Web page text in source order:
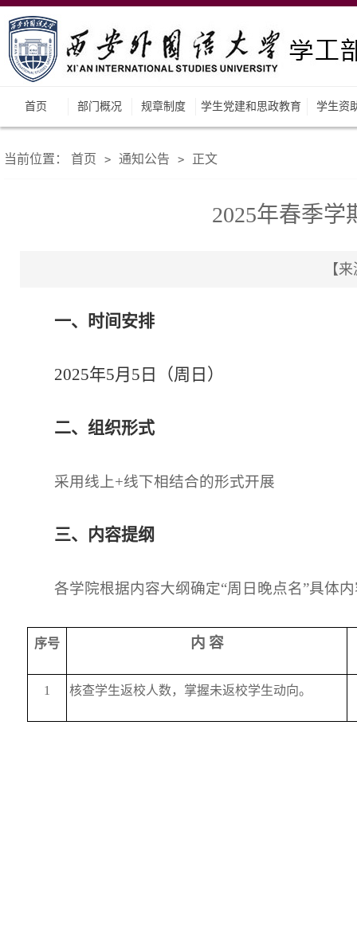
首页 部门概况 规章制度 学生党建和思政教育 学生资
当前位置： 首页 > 通知公告 > 正文
2025年春季学
【
一、时间安排
2025年5月 5 日（周日）
二、组织形式
采用线上+线下相结合的形式开展
三、 内容提纲
各学院根据内容大纲确定“周日晚点名”具体
序号 内 容
1 核查学生返校人数，掌握未返校学生动向。